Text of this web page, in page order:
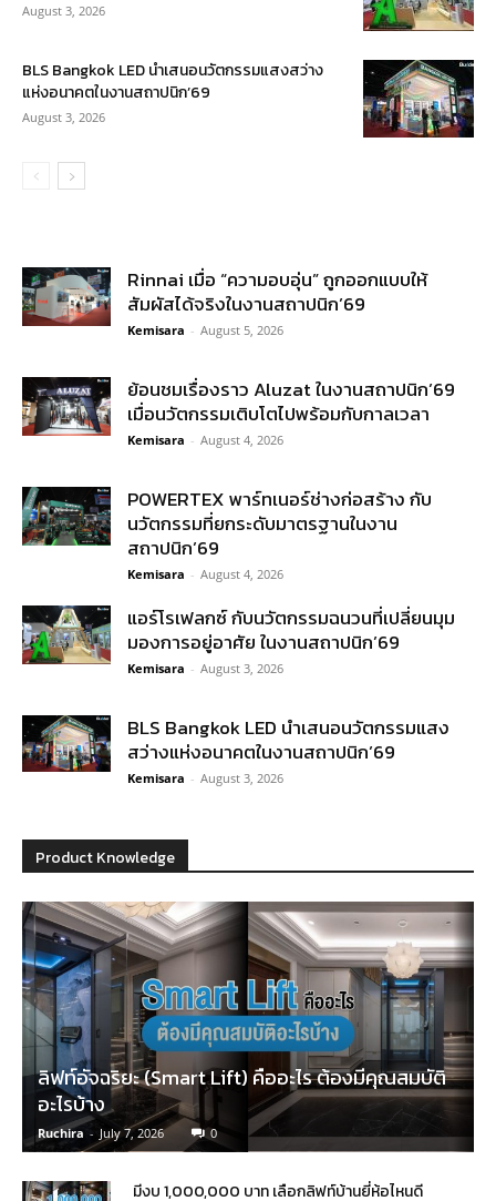
August 3, 2026
BLS Bangkok LED นำเสนอนวัตกรรมแสงสว่าง
แห่งอนาคตในงานสถาปนิก’69
August 3, 2026
Rinnai เมื่อ “ความอบอุ่น” ถูกออกแบบให้
สัมผัสได้จริงในงานสถาปนิก’69
Kemisara - August 5, 2026
ย้อนชมเรื่องราว Aluzat ในงานสถาปนิก’69
เมื่อนวัตกรรมเติบโตไปพร้อมกับกาลเวลา
Kemisara - August 4, 2026
POWERTEX พาร์ทเนอร์ช่างก่อสร้าง กับ
นวัตกรรมที่ยกระดับมาตรฐานในงาน
สถาปนิก’69
Kemisara - August 4, 2026
แอร์โรเฟลกซ์ กับนวัตกรรมฉนวนที่เปลี่ยนมุม
มองการอยู่อาศัย ในงานสถาปนิก’69
Kemisara - August 3, 2026
BLS Bangkok LED นำเสนอนวัตกรรมแสง
สว่างแห่งอนาคตในงานสถาปนิก’69
Kemisara - August 3, 2026
Product Knowledge
ลิฟท์อัจฉริยะ (Smart Lift) คืออะไร ต้องมีคุณสมบัติ
อะไรบ้าง
Ruchira - July 7, 2026 0
มีงบ 1,000,000 บาท เลือกลิฟท์บ้านยี่ห้อไหนดี